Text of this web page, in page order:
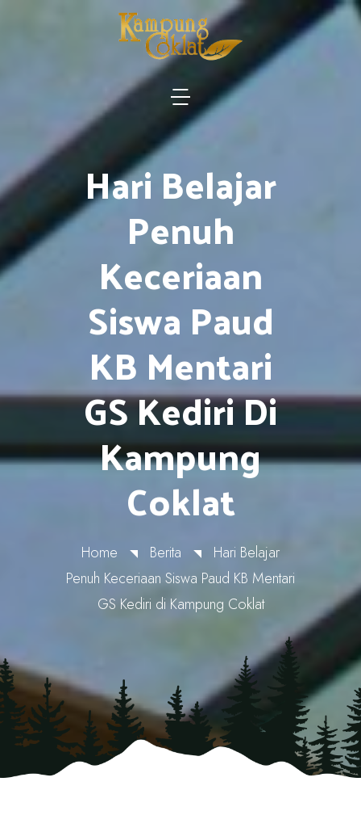
Hari Belajar
Penuh
Keceriaan
Siswa Paud
KB Mentari
GS Kediri Di
Kampung
Coklat
Home Berita
Hari Belajar
Penuh Keceriaan Siswa Paud KB Mentari
GS Kediri di Kampung Coklat